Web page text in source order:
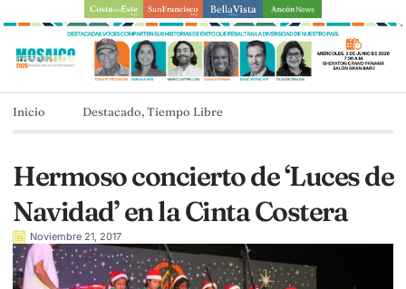
Inicio Destacado,Tiempo Libre
Hermoso concierto de ‘Luces de
Navidad’ en la Cinta Costera
Noviembre 21, 2017